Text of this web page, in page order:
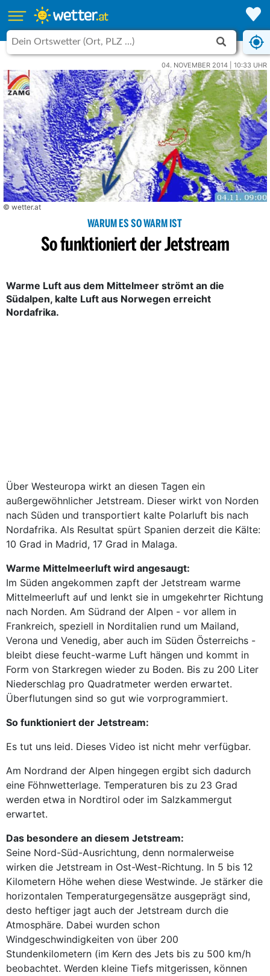
04. NOVEMBER 2014 | 10:33 UHR
© wetter.at
WARUM ES SO WARM IST
So funktioniert der Jetstream
Warme Luft aus dem Mittelmeer strömt an die
Südalpen, kalte Luft aus Norwegen erreicht
Nordafrika.
Über Westeuropa wirkt an diesen Tagen ein
außergewöhnlicher Jetstream. Dieser wirkt von Norden
nach Süden und transportiert kalte Polarluft bis nach
Nordafrika. Als Resultat spürt Spanien derzeit die Kälte:
10 Grad in Madrid, 17 Grad in Malaga.
Warme Mittelmeerluft wird angesaugt:
Im Süden angekommen zapft der Jetstream warme
Mittelmeerluft auf und lenkt sie in umgekehrter Richtung
nach Norden. Am Südrand der Alpen - vor allem in
Frankreich, speziell in Norditalien rund um Mailand,
Verona und Venedig, aber auch im Süden Österreichs -
bleibt diese feucht-warme Luft hängen und kommt in
Form von Starkregen wieder zu Boden. Bis zu 200 Liter
Niederschlag pro Quadratmeter werden erwartet.
Überflutungen sind so gut wie vorprogrammiert.
So funktioniert der Jetstream:
Es tut uns leid. Dieses Video ist nicht mehr verfügbar.
Am Nordrand der Alpen hingegen ergibt sich dadurch
eine Föhnwetterlage. Temperaturen bis zu 23 Grad
werden etwa in Nordtirol oder im Salzkammergut
erwartet.
Das besondere an diesem Jetstream:
Seine Nord-Süd-Ausrichtung, denn normalerweise
wirken die Jetstream in Ost-West-Richtung. In 5 bis 12
Kilometern Höhe wehen diese Westwinde. Je stärker die
horizontalen Temperaturgegensätze ausgeprägt sind,
desto heftiger jagt auch der Jetstream durch die
Atmosphäre. Dabei wurden schon
Windgeschwindigkeiten von über 200
Stundenkilometern (im Kern des Jets bis zu 500 km/h
beobachtet. Werden kleine Tiefs mitgerissen, können